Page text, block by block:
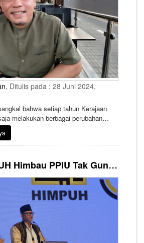
, Ditulis pada : 28 Juni 2024,
bahwa setiap tahun Kerajaan
melakukan berbagai perubahan
ibadah haji, termasuk haji
Ketum HIMPUH Himbau PPIU Tak Gunakan Visa Turis untuk Jemaah Umrah, Ini Penjelasannya!